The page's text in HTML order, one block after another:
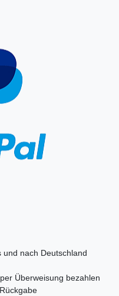
nach Deutschland
Überweisung bezahlen